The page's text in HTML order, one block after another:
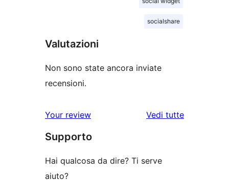
socialshare
Valutazioni
Non sono state ancora inviate
recensioni.
Your review Vedi tuttele
Supporto
Hai qualcosa da dire? Ti serve
aiuto?